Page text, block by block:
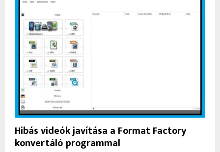
Hibás videók javítása a Format Factory
konvertáló programmal